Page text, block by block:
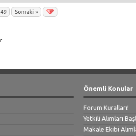
49 Sonraki »
Önemli Konular
Forum Kuralları!
Yetkili Alımları
Makale Ekibi